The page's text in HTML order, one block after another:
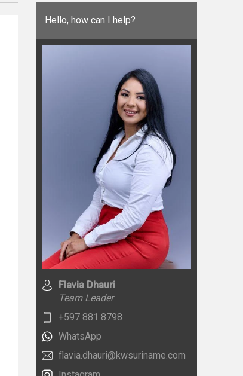
Hello, how can I help?
Flavia Dhauri
Team Leader
+597 881 8798
WhatsApp
flavia.dhauri@kwsuriname.com